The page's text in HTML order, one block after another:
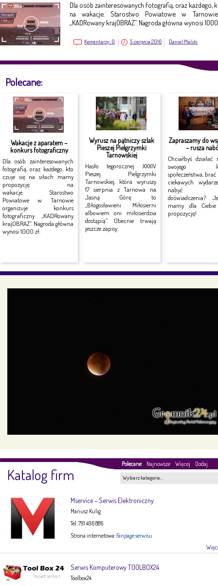
Dla osób zainteresowanych fotografią, oraz każdego,
na wakacje. Starostwo Powiatowe w
„KADRowany krajOBRAZ”. Nagroda główna wynosi 1000
Komentarzy: 0 5 sierpnia 2016 Daniel Malski
Polecane:
Wakacje z aparatem –
konkurs fotograficzny
Dla osób zainteresowanych
fotografią, oraz każdego, kto
czuje się na siłach mamy
propozycję na
wakacje. Starostwo
Powiatowe w Tarnowie
organizuje konkurs
fotograficzny „KADRowany
krajOBRAZ”. Nagroda główna
wynosi 1000 zł.
Wyrusz na pątniczy szlak
Pieszej Pielgrzymki
Tarnowskiej
Hasło tegorocznej XXXIV
Pieszej Pielgrzymki
Tarnowskiej, która wyruszy
17 sierpnia z Tarnowa na
Jasną Górę to
„Błogosławieni Miłosierni
albowiem oni miłosierdzia
dostąpią”. Obecnie trwają
jeszcze zapisy.
Zapraszamy do
– rusza
Chciałbyś działać
swojego
społeczeństwa,
ciekawych
nabyć
doświadczenia?
mamy dla Ciebie
propozycję!
Polecane Najnowsze Więcej Dodaj
Katalog firm Wybierz kategorie…
Mservice – Serwis Elektroniczny
Mariusz Kulig
Tel. 791 496 886
Strona internetowa: Fanpage serwisu
Serwis Komputerowy TOOLBOX24
Toolbox24